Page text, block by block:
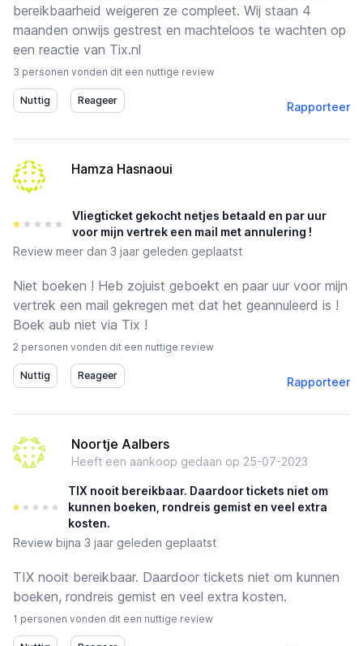
bereikbaarheid weigeren ze compleet. Wij staan 4
maanden onwijs gestrest en machteloos te wachten op
een reactie van Tix.nl
3 personen vonden dit een nuttige review
Rapporteer
Hamza Hasnaoui
Vliegticket gekocht netjes betaald en par uur
voor mijn vertrek een mail met annulering !
Review meer dan 3 jaar geleden geplaatst
Niet boeken ! Heb zojuist geboekt en paar uur voor mijn
vertrek een mail gekregen met dat het geannuleerd is !
Boek aub niet via Tix !
2 personen vonden dit een nuttige review
Rapporteer
Noortje Aalbers
Heeft een aankoop gedaan op 25-07-2023
TIX nooit bereikbaar. Daardoor tickets niet om
kunnen boeken, rondreis gemist en veel extra
kosten.
Review bijna 3 jaar geleden geplaatst
TIX nooit bereikbaar. Daardoor tickets niet om kunnen
boeken, rondreis gemist en veel extra kosten.
1 personen vonden dit een nuttige review